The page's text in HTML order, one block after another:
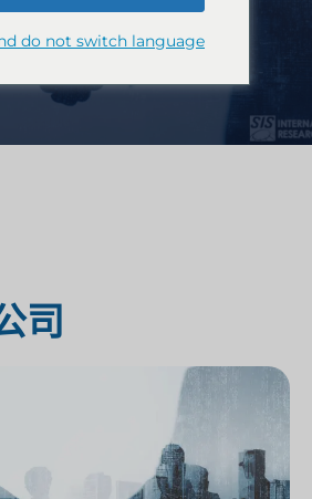
諮詢-商務寫作公司
司
do not switch language